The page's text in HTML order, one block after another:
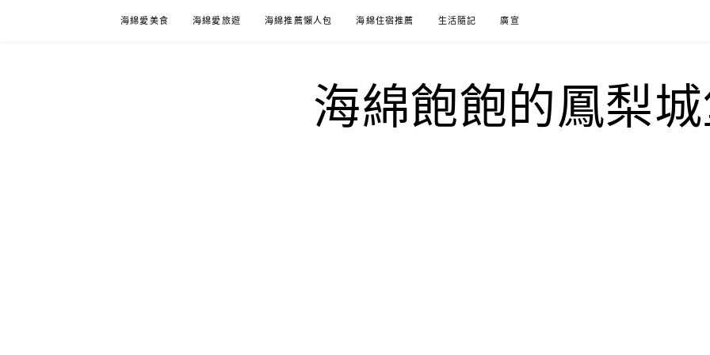
海綿愛美食 海綿愛旅遊 海綿推薦懶人包 海綿住宿推薦 生活隨記 廣宣
海綿飽飽的鳳梨